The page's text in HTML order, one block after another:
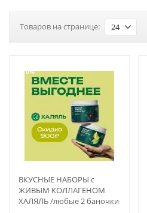
Товаров на странице: 24
-10%
ВКУСНЫЕ НАБОРЫ с
ЖИВЫМ КОЛЛАГЕНОМ
ХАЛЯЛЬ /любые 2 баночки